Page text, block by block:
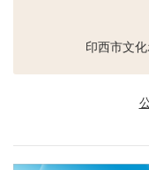
印西市文